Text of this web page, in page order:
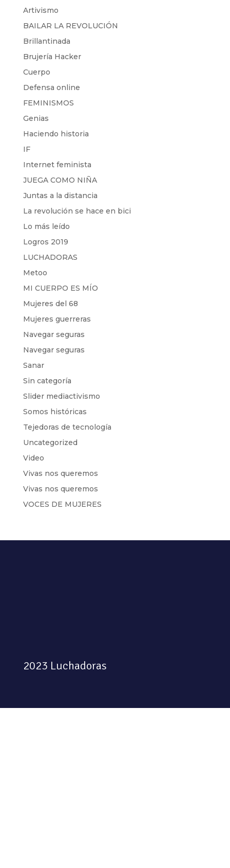
Artivismo
BAILAR LA REVOLUCIÓN
Brillantinada
Brujería Hacker
Cuerpo
Defensa online
FEMINISMOS
Genias
Haciendo historia
IF
Internet feminista
JUEGA COMO NIÑA
Juntas a la distancia
La revolución se hace en bici
Lo más leído
Logros 2019
LUCHADORAS
Metoo
MI CUERPO ES MÍO
Mujeres del 68
Mujeres guerreras
Navegar seguras
Navegar seguras
Sanar
Sin categoría
Slider mediactivismo
Somos históricas
Tejedoras de tecnología
Uncategorized
Video
Vivas nos queremos
Vivas nos queremos
VOCES DE MUJERES
2023 Luchadoras